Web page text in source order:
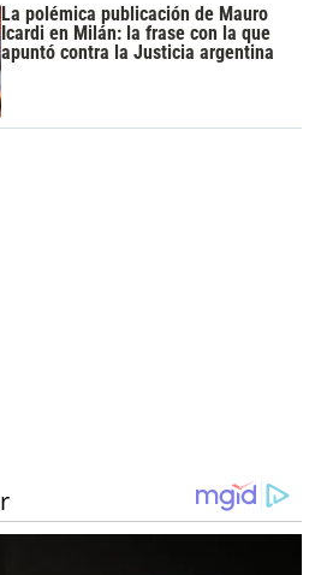
La polémica publicación de Mauro
Icardi en Milán: la frase con la que
apuntó contra la Justicia argentina